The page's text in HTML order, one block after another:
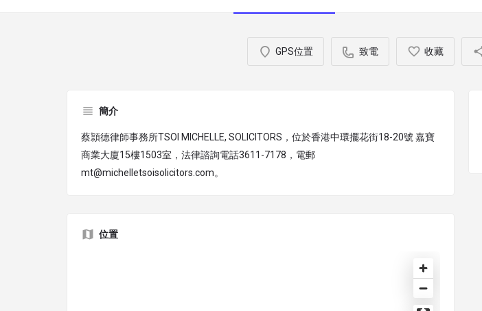
GPS位置 致電 收藏
簡介
蔡頴德律師事務所TSOI MICHELLE, SOLICITORS，位於香港中環擺花街18-20號 嘉寶
商業大廈15樓1503室，法律諮詢電話3611-7178，電郵
mt@michelletsoisolicitors.com。
位置